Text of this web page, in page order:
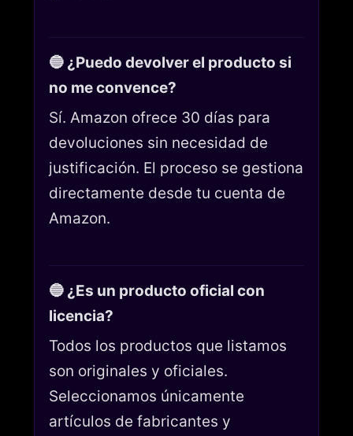
🔵 ¿Puedo devolver el producto si
no me convence?
Sí. Amazon ofrece 30 días para
devoluciones sin necesidad de
justificación. El proceso se gestiona
directamente desde tu cuenta de
Amazon.
🔵 ¿Es un producto oficial con
licencia?
Todos los productos que listamos
son originales y oficiales.
Seleccionamos únicamente
artículos de fabricantes y